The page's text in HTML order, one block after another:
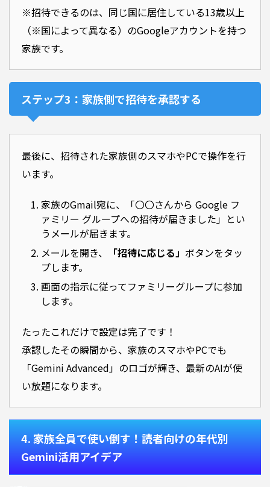
※招待できるのは、同じ国に居住している13歳以上
（※国によって異なる）のGoogleアカウントを持つ
家族です。
ステップ3：家族側で招待を承認する
最後に、招待された家族側のスマホやPCで操作を行
います。
家族のGmail宛に、「〇〇さんから Google フ
ァミリー グループへの招待が届きました」とい
うメールが届きます。
メールを開き、
「招待に応じる」 ボタンをタッ
プします。
画面の指示に従ってファミリーグループに参加
します。
たったこれだけで設定は完了です！
承認したその瞬間から、家族のスマホやPCでも
「Gemini Advanced」のロゴが輝き、最新のAIが使
い放題になります。
4. 家族全員で使い倒す！読者向けの年代別
Gemini活用アイデア